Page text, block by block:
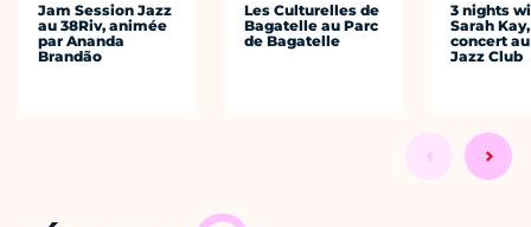
Jam Session Jazz
au 38Riv, animée
par Ananda
Brandão
Les Culturelles de
Bagatelle au Parc
de Bagatelle
3 nights
Sarah
concert
Jazz Club